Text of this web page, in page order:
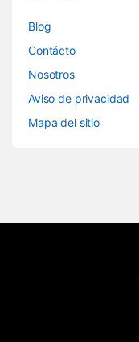
Blog
Contácto
Nosotros
Aviso de privacidad
Mapa del sitio